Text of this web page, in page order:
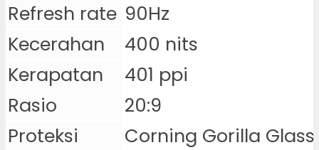
Refresh rate 90Hz
Kecerahan
400 nits
Kerapatan
401 ppi
Rasio
20:9
Proteksi
Corning Gorilla Glass